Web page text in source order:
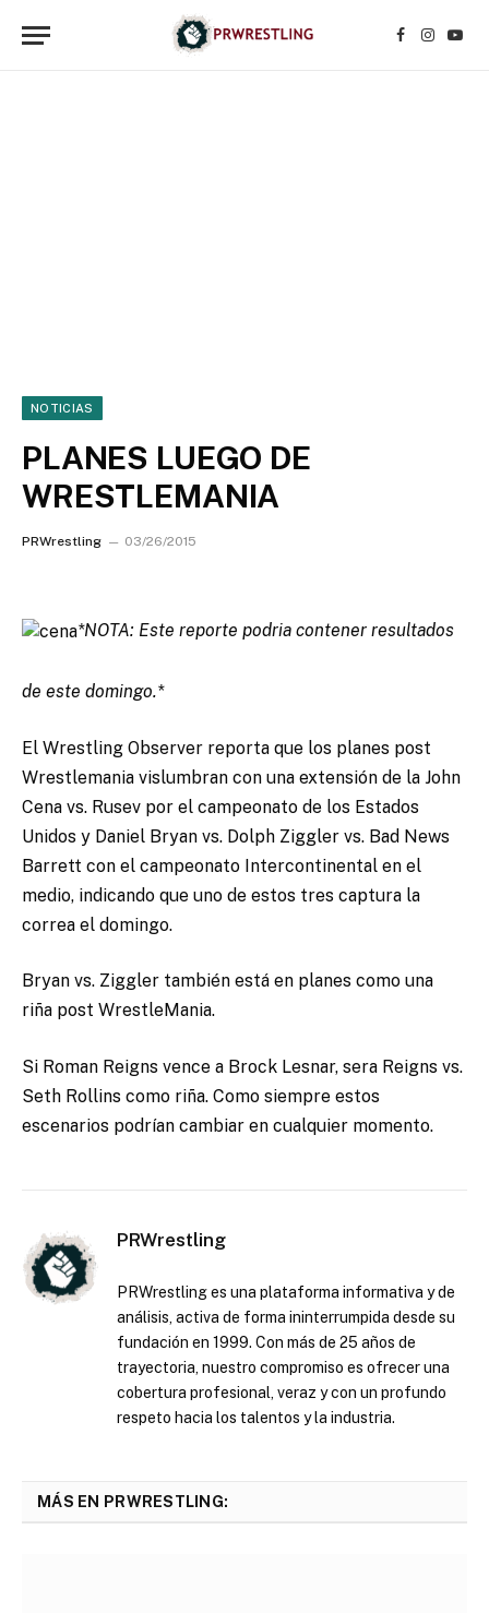
Facebook
NOTICIAS
PLANES LUEGO DE
WRESTLEMANIA
PRWrestling 03/26/2015
*NOTA: Este reporte podria contener resultados
de este domingo.*
El Wrestling Observer reporta que los planes post
Wrestlemania vislumbran con una extensión de la John
Cena vs. Rusev por el campeonato de los Estados
Unidos y Daniel Bryan vs. Dolph Ziggler vs. Bad News
Barrett con el campeonato Intercontinental en el
medio, indicando que uno de estos tres captura la
correa el domingo.
Bryan vs. Ziggler también está en planes como una
riña post WrestleMania.
Si Roman Reigns vence a Brock Lesnar, sera Reigns vs.
Seth Rollins como riña. Como siempre estos
escenarios podrían cambiar en cualquier momento.
PRWrestling
PRWrestling es una plataforma informativa y de
análisis, activa de forma ininterrumpida desde su
fundación en 1999. Con más de 25 años de
trayectoria, nuestro compromiso es ofrecer una
cobertura profesional, veraz y con un profundo
respeto hacia los talentos y la industria.
MÁS EN PRWRESTLING: